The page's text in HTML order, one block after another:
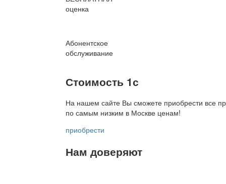
оценка
Абонентское
обслуживание
Стоимость 1с
На нашем сайте Вы сможете приобрести все
по самым низким в Москве ценам!
приобрести
Нам доверяют